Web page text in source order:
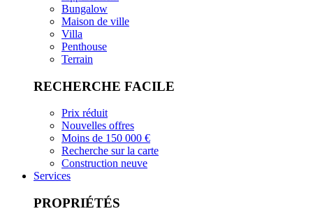
Bungalow
Maison de ville
Villa
Penthouse
Terrain
RECHERCHE FACILE
Prix réduit
Nouvelles offres
Moins de 150 000 €
Recherche sur la carte
Construction neuve
Services
PROPRIÉTÉS